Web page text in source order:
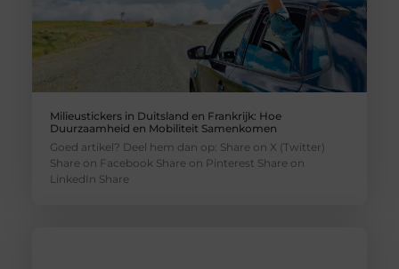
Milieustickers in Duitsland en Frankrijk: Hoe
Duurzaamheid en Mobiliteit Samenkomen
Goed artikel? Deel hem dan op: Share on X (Twitter)
Share on Facebook Share on Pinterest Share on
LinkedIn Share